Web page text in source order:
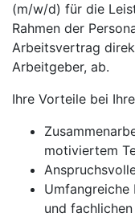
(m/w/d) für die
Rahmen der
Arbeitsvertrag
Arbeitgeber, ab.
Ihre Vorteile bei
motiviertem
und